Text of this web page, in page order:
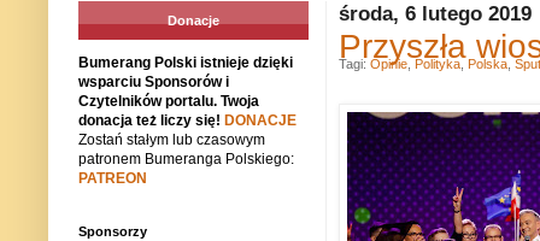
środa, 6 lutego 2019
Przyszła
Tagi: Opinie Polityka Polska
Donacje
Bumerang Polski istnieje dzięki
wsparciu Sponsorów i
Czytelników portalu. Twoja
donacja też liczy się! DONACJE
Zostań stałym lub czasowym
patronem Bumeranga Polskiego:
PATREON
Sponsorzy